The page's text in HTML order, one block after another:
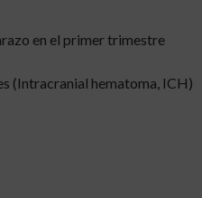
en el primer trimestre
(Intracranial hematoma, ICH)